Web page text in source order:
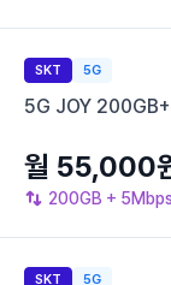
SKT 5G
5G JOY 200GB+
200GB + 5Mbps
월 55,000
SKT 5G